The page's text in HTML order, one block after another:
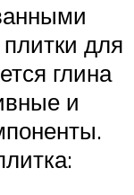
для
глина
и